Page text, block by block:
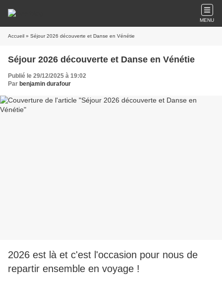
MENU
Accueil » Séjour 2026 découverte et Danse en Vénétie
Séjour 2026 découverte et Danse en Vénétie
Publié le 29/12/2025 à 19:02
Par benjamin durafour
2026 est là et c'est l'occasion pour nous de
repartir ensemble en voyage !